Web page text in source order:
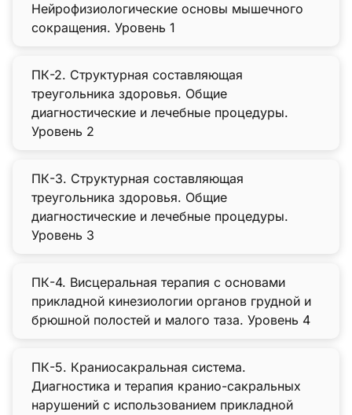
Нейрофизиологические основы мышечного
сокращения. Уровень 1
ПК-2. Структурная составляющая
треугольника здоровья. Общие
диагностические и лечебные процедуры.
Уровень 2
ПК-3. Структурная составляющая
треугольника здоровья. Общие
диагностические и лечебные процедуры.
Уровень 3
ПК-4. Висцеральная терапия с основами
прикладной кинезиологии органов грудной и
брюшной полостей и малого таза. Уровень 4
ПК-5. Краниосакральная система.
Диагностика и терапия кранио-сакральных
нарушений с использованием прикладной